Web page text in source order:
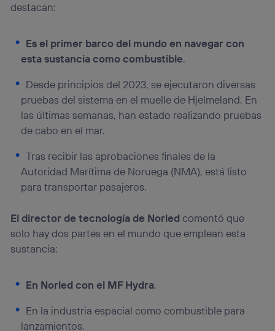
destacan:
Es el primer barco del mundo en navegar con
esta sustancia como combustible.
Desde principios del 2023, se ejecutaron diversas
pruebas del sistema en el muelle de Hjelmeland. En
las últimas semanas, han estado realizando pruebas
de cabo en el mar.
Tras recibir las aprobaciones finales de la
Autoridad Marítima de Noruega (NMA), está listo
para transportar pasajeros.
El director de tecnología de Norledcomentó que
solo hay dos partes en el mundo que emplean esta
sustancia:
En Norled con el MF Hydra.
En la industria espacial como combustible para
lanzamientos.